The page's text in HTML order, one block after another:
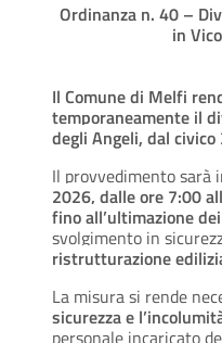
Ordinanza n. 40 –
in
Il Comune di Melfi
temporaneamente il
degli Angeli, dal civico
Il provvedimento sarà
2026, dalle ore 7:00
fino all’ultimazione
svolgimento in
ristrutturazione
La misura si rende
sicurezza e
personale incaricato